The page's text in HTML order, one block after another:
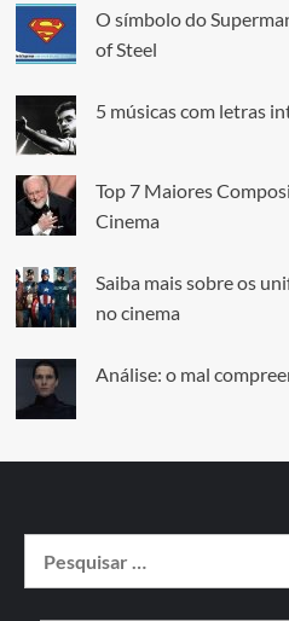
O símbolo do
of Steel
5 músicas com letras
Top 7 Maiores
Cinema
Saiba mais sobre os
no cinema
Análise: o mal